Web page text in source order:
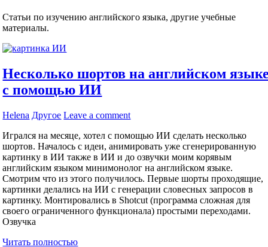
Статьи по изучению английского языка, другие учебные
материалы.
Несколько шортов на английском
с помощью ИИ
Helena Другое Leave a comment
Игрался на месяце, хотел с помощью ИИ сделать несколько
шортов. Началось с идеи, анимировать уже сгенерированную
картинку в ИИ также в ИИ и до озвучки моим корявым
английским языком минимонолог на английском языке.
Смотрим что из этого получилось. Первые шорты проходящие,
картинки делались на ИИ с генерации словесных запросов в
картинку. Монтировались в Shotcut (программа сложная для
своего ограниченного функционала) простыми переходами.
Озвучка
Читать полностью